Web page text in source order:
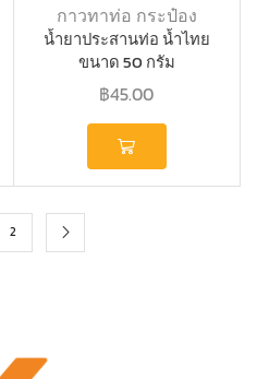
กาวทาท่อ กระป๋อง
น้ำยาประสานท่อ น้ำไทย
ขนาด 50 กรัม
฿45.00
2